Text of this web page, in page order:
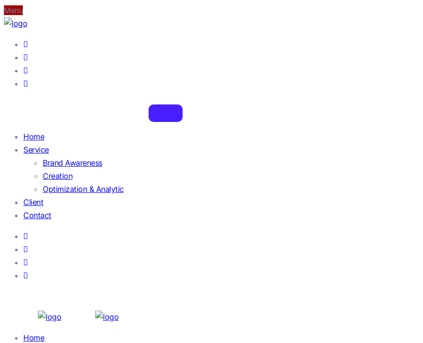
Menu
Home
Service
Brand Awareness
Creation
Optimization & Analytic
Client
Contact
Home